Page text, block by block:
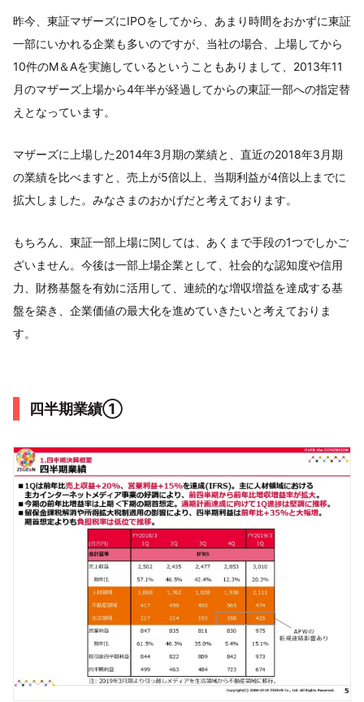
昨今、東証マザーズにIPOをしてから、あまり時間をおかずに東証
一部にいかれる企業も多いのですが、当社の場合、上場してから
10件のM＆Aを実施しているということもありまして、2013年11
月のマザーズ上場から4年半が経過してからの東証一部への指定替
えとなっています。
マザーズに上場した2014年3月期の業績と、直近の2018年3月期
の業績を比べますと、売上が5倍以上、当期利益が4倍以上までに
拡大しました。みなさまのおかげだと考えております。
もちろん、東証一部上場に関しては、あくまで手段の1つでしかご
ざいません。今後は一部上場企業として、社会的な認知度や信用
力、財務基盤を有効に活用して、連続的な増収増益を達成する基
盤を築き、企業価値の最大化を進めていきたいと考えておりま
す。
四半期業績①